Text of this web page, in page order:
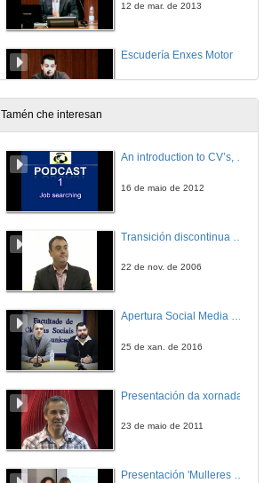
12 de mar. de 2013
Escudería Enxes Motor
Presentación do coloquio
12 de mar. de 2013
Tamén che interesan
An introduction to CV’s, letters, and job searching
16 de maio de 2012
22 de nov. de 2006
Apertura Social Media Day 2016
25 de xan. de 2016
Presentación da xornada
23 de maio de 2011
Presentación 'Mulleres no software libre'